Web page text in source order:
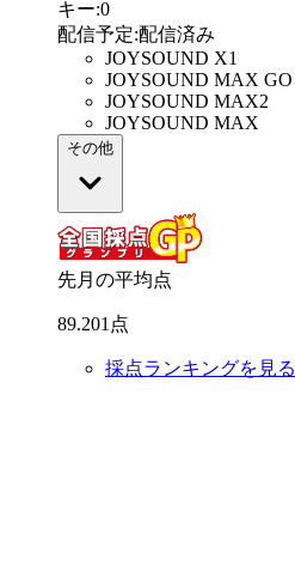
キー:0
配信予定:配信済み
JOYSOUND X1
JOYSOUND MAX GO
JOYSOUND MAX2
JOYSOUND MAX
その他
先月の平均点
89.201 点
採点ランキングを見る